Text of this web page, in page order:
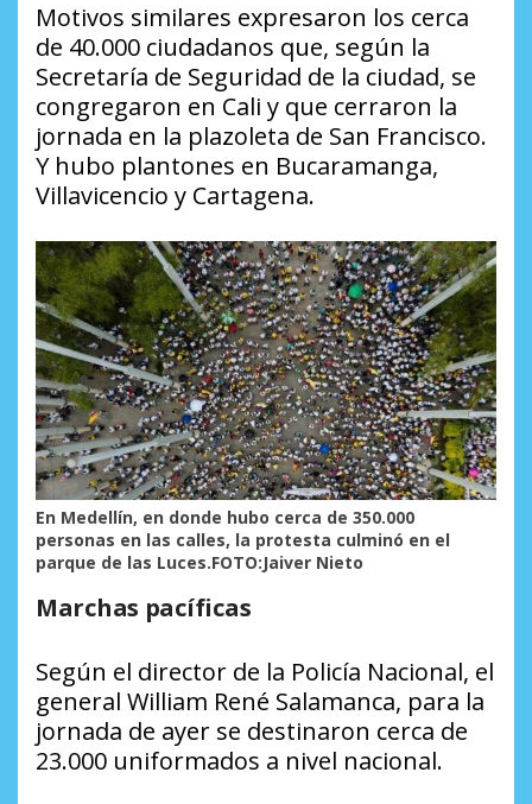
Motivos similares expresaron los cerca
de 40.000 ciudadanos que, según la
Secretaría de Seguridad de la ciudad, se
congregaron en Cali y que cerraron la
jornada en la plazoleta de San Francisco.
Y hubo plantones en Bucaramanga,
Villavicencio y Cartagena.
En Medellín, en donde hubo cerca de 350.000
personas en las calles, la protesta culminó en el
parque de las Luces.FOTO:Jaiver Nieto
Marchas pacíficas
Según el director de la Policía Nacional, el
general William René Salamanca, para la
jornada de ayer se destinaron cerca de
23.000 uniformados a nivel nacional.